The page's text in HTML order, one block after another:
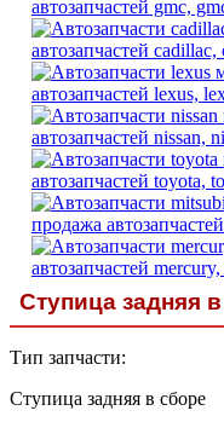
Ступица задняя
Тип запчасти:
Ступица задняя в сборе